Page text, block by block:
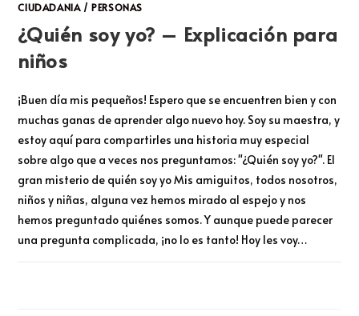
CIUDADANIA/PERSONAS
¿Quién soy yo? – Explicación para
niños
¡Buen día mis pequeños! Espero que se encuentren bien y con
muchas ganas de aprender algo nuevo hoy. Soy su maestra, y
estoy aquí para compartirles una historia muy especial
sobre algo que a veces nos preguntamos: "¿Quién soy yo?". El
gran misterio de quién soy yo Mis amiguitos, todos nosotros,
niños y niñas, alguna vez hemos mirado al espejo y nos
hemos preguntado quiénes somos. Y aunque puede parecer
una pregunta complicada, ¡no lo es tanto! Hoy les voy…